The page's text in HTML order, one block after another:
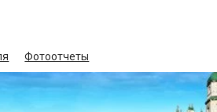
Фотоотчеты